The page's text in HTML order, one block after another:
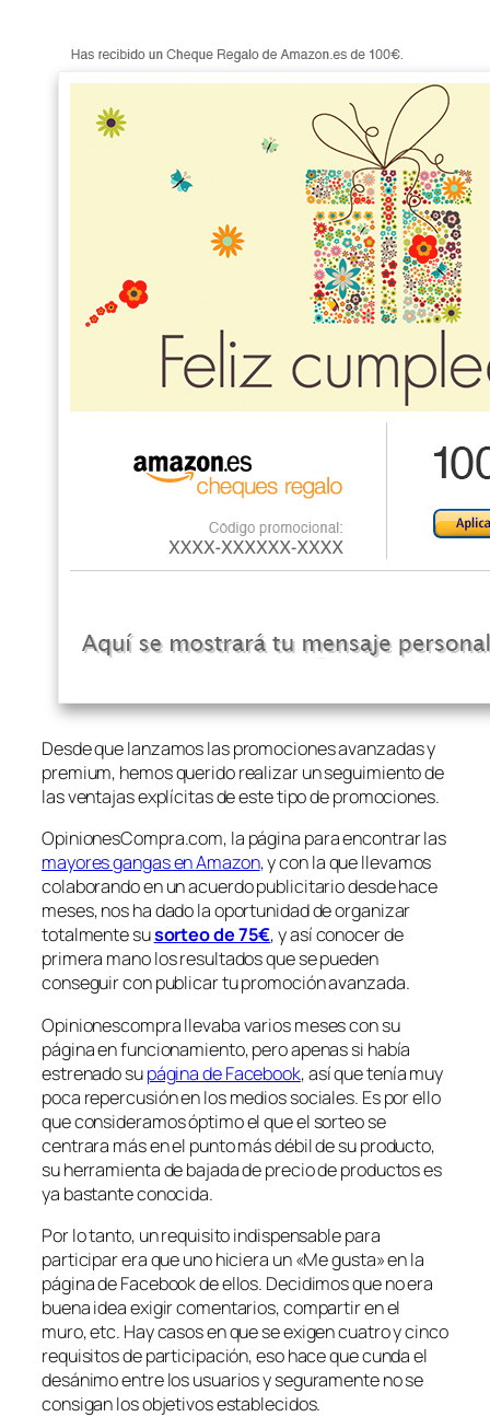
Desde que lanzamos las promociones avanzadas y
premium, hemos querido realizar un seguimiento de
las ventajas explícitas de este tipo de promociones.
OpinionesCompra.com, la página para encontrar las
mayores gangas en Amazon, y con la que llevamos
colaborando en un acuerdo publicitario desde hace
meses, nos ha dado la oportunidad de organizar
totalmente susorteo de 75€, y así conocer de
primera mano los resultados que se pueden
conseguir con publicar tu promoción avanzada.
Opinionescompra llevaba varios meses con su
página en funcionamiento, pero apenas si había
estrenado supágina de Facebook, así que tenía muy
poca repercusión en los medios sociales. Es por ello
que consideramos óptimo el que el sorteo se
centrara más en el punto más débil de su producto,
su herramienta de bajada de precio de productos es
ya bastante conocida.
Por lo tanto, un requisito indispensable para
participar era que uno hiciera un «Me gusta» en la
página de Facebook de ellos. Decidimos que no era
buena idea exigir comentarios, compartir en el
muro, etc. Hay casos en que se exigen cuatro y cinco
requisitos de participación, eso hace que cunda el
desánimo entre los usuarios y seguramente no se
consigan los objetivos establecidos.